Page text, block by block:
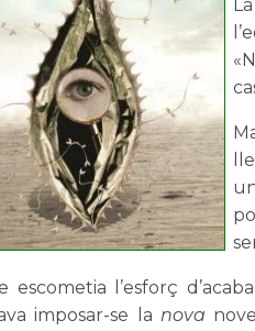
escometia l’esforç
imposar-se la nova